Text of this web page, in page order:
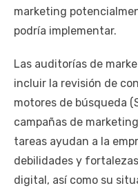
marketing
podría implementar.
Las auditorías de
incluir la revisión de
motores de búsqueda
campañas de
tareas ayudan a la
debilidades y
digital, así como su